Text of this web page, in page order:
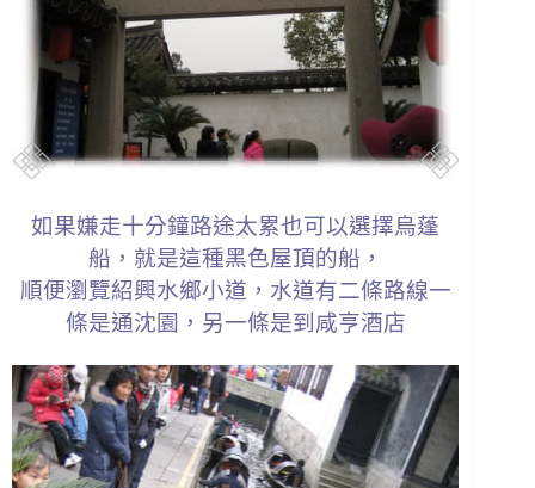
如果嫌走十分鐘路途太累也可以選擇烏蓬
船，就是這種黑色屋頂的船，
順便瀏覽紹興水鄉小道，水道有二條路線一
條是通沈園，另一條是到咸亨酒店